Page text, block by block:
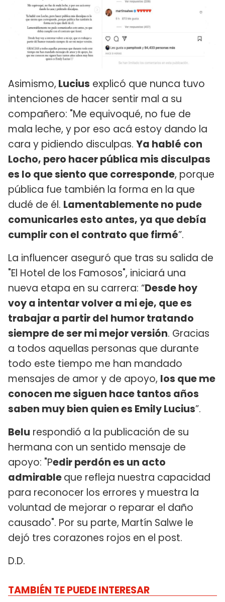
Asimismo, Lucius explicó que nunca tuvo
intenciones de hacer sentir mal a su
compañero: "Me equivoqué, no fue de
mala leche, y por eso acá estoy dando la
cara y pidiendo disculpas. Ya hablé con
Locho, pero hacer pública mis disculpas
es lo que siento que corresponde, porque
pública fue también la forma en la que
dudé de él. Lamentablemente no pude
comunicarles esto antes, ya que debía
cumplir con el contrato que firmé”.
La influencer aseguró que tras su salida de
"El Hotel de los Famosos", iniciará una
nueva etapa en su carrera: “Desde hoy
voy a intentar volver a mi eje, que es
trabajar a partir del humor tratando
siempre de ser mi mejor versión. Gracias
a todos aquellas personas que durante
todo este tiempo me han mandado
mensajes de amor y de apoyo, los que me
conocen me siguen hace tantos años
saben muy bien quien es Emily Lucius”.
Belu respondió a la publicación de su
hermana con un sentido mensaje de
apoyo: "Pedir perdón es un acto
admirableque refleja nuestra capacidad
para reconocer los errores y muestra la
voluntad de mejorar o reparar el daño
causado". Por su parte, Martín Salwe le
dejó tres corazones rojos en el post.
D.D.
TAMBIÉN TE PUEDE INTERESAR